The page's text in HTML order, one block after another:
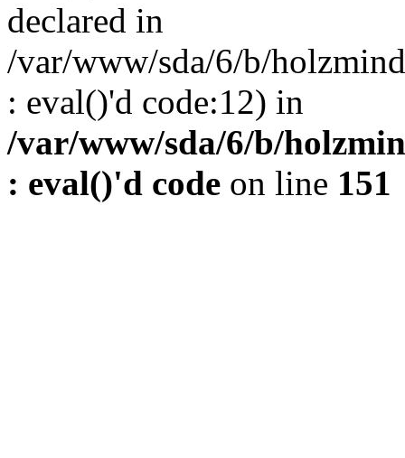
declared in
/var/www/sda/6/b/
: eval()'d code:12) in
/var/www/sda/6/b/
: eval()'d code on line 151